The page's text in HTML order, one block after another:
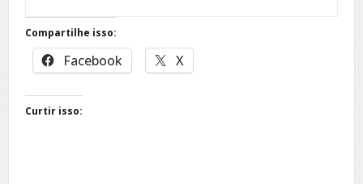
Compartilhe isso:
Facebook X
Curtir isso: